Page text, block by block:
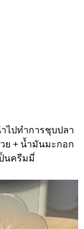
ไปทำการชุบปลา
ย + น้ำมันมะกอก
นครีมมี่